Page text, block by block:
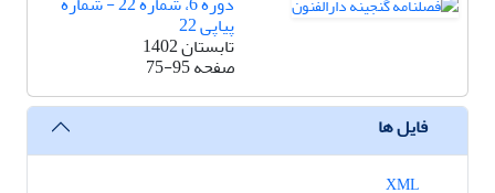
پیاپی 22
تابستان 1402
صفحه75-95
فایل ها